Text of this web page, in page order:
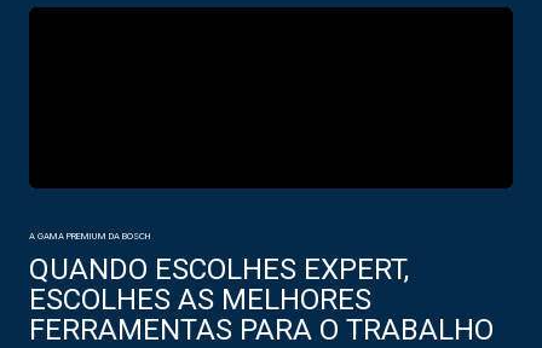
A GAMA PREMIUM DA BOSCH
QUANDO ESCOLHES EXPERT,
ESCOLHES AS MELHORES
FERRAMENTAS PARA O TRABALHO